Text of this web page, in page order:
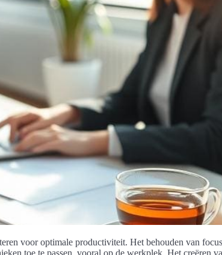
voor optimale productiviteit. Het behouden van